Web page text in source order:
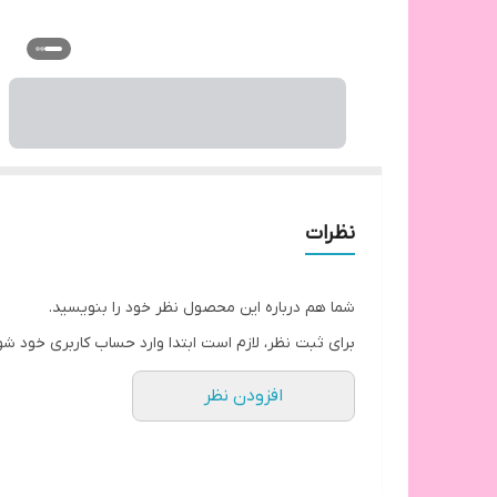
نظرات
شما هم درباره این محصول نظر خود را بنویسید.
برای ثبت نظر، لازم است ابتدا وارد حساب کاربری خود
افزودن نظر